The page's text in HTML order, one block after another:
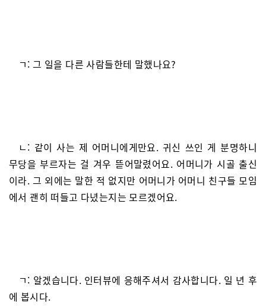
ㄱ: 그 일을 다른 사람들한테 말했나요?
ㄴ: 같이 사는 제 어머니에게만요. 귀신 쓰인 게 분명하니
무당을 부르자는 걸 겨우 뜯어말렸어요. 어머니가 시골 출신
이라. 그 외에는 말한 적 없지만 어머니가 어머니 친구들 모임
에서 괜히 떠들고 다녔는지는 모르겠어요.
ㄱ: 알겠습니다. 인터뷰에 응해주셔서 감사합니다. 일 년 후
에 봅시다.